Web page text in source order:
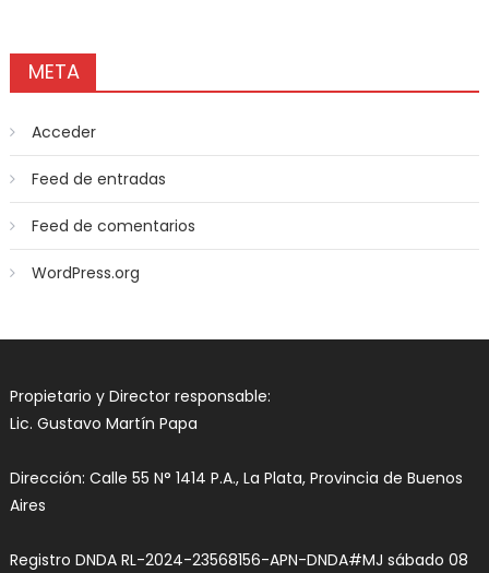
META
Acceder
Feed de entradas
Feed de comentarios
WordPress.org
Propietario y Director responsable:
Lic. Gustavo Martín Papa
Dirección: Calle 55 N° 1414 P.A., La Plata, Provincia de Buenos
Aires
Registro DNDA RL-2024-23568156-APN-DNDA#MJ sábado 08